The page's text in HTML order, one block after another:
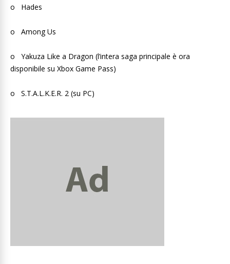
o Hades
o Among Us
o Yakuza Like a Dragon (l’intera saga principale è ora
disponibile su Xbox Game Pass)
o S.T.A.L.K.E.R. 2 (su PC)